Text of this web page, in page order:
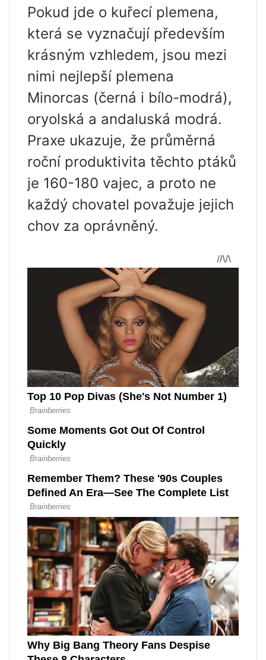
Pokud jde o kuřecí plemena,
která se vyznačují především
krásným vzhledem, jsou mezi
nimi nejlepší plemena
Minorcas (černá i bílo-modrá),
oryolská a andaluská modrá.
Praxe ukazuje, že průměrná
roční produktivita těchto ptáků
je 160-180 vajec, a proto ne
každý chovatel považuje jejich
chov za oprávněný.